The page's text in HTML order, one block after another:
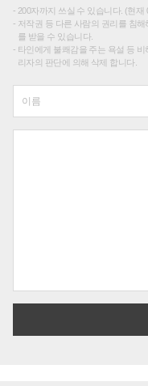
200자까지 쓰실 수 있습니다. (현재
저작권 등 다른 사람의 권리를 침
를 받을 수 있습니다.
타인에게 불쾌감을 주는 욕설 등
리자의 판단에 의해 삭제 합니다.